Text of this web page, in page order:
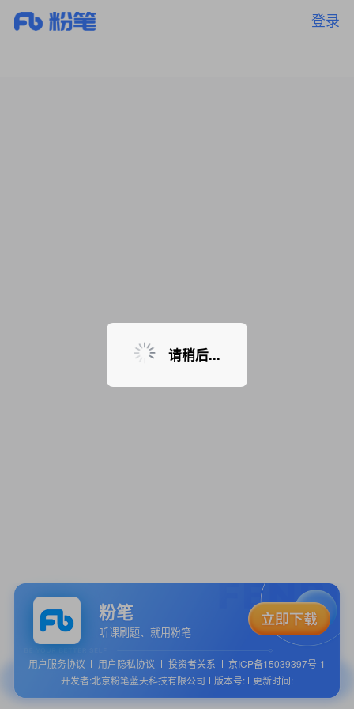
登录
暂无课程，敬请期待
粉笔
听课刷题、就用粉笔
用户服务协议 用户隐私协议 投资者关系
京ICP备15039397号-1
开发者:北京粉笔蓝天科技有限公司
版本号: 更新时间:
请稍后...